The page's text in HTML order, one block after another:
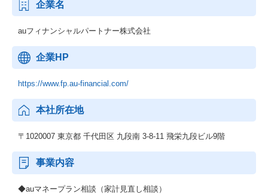
企業名
auフィナンシャルパートナー株式会社
企業HP
https://www.fp.au-financial.com/
本社所在地
〒1020007 東京都 千代田区 九段南 3-8-11 飛栄九段ビル9階
事業内容
◆auマネープラン相談（家計見直し相談）